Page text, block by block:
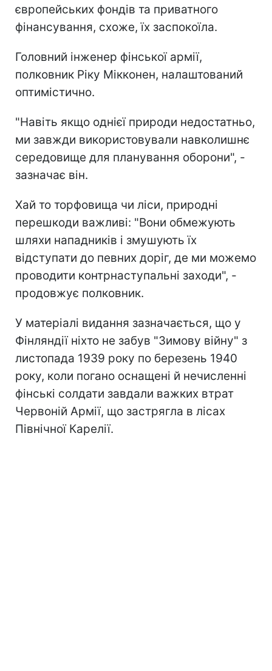
європейських фондів та приватного
фінансування, схоже, їх заспокоїла.
Головний інженер фінської армії,
полковник Ріку Мікконен, налаштований
оптимістично.
"Навіть якщо однієї природи недостатньо,
ми завжди використовували навколишнє
середовище для планування оборони", -
зазначає він.
Хай то торфовища чи ліси, природні
перешкоди важливі: "Вони обмежують
шляхи нападників і змушують їх
відступати до певних доріг, де ми можемо
проводити контрнаступальні заходи", -
продовжує полковник.
У матеріалі видання зазначається, що у
Фінляндії ніхто не забув "Зимову війну" з
листопада 1939 року по березень 1940
року, коли погано оснащені й нечисленні
фінські солдати завдали важких втрат
Червоній Армії, що застрягла в лісах
Північної Карелії.